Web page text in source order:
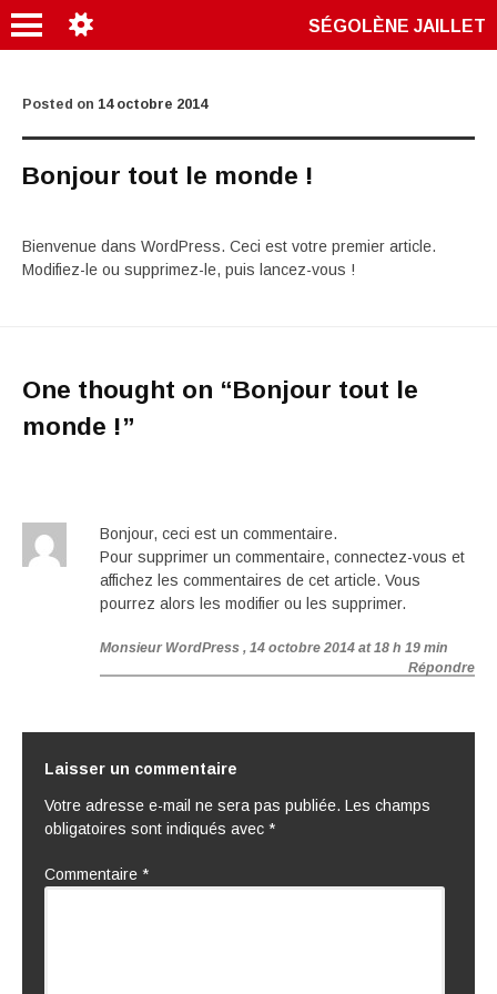
SÉGOLÈNE JAILLET
Posted on 14 octobre 2014
Bonjour tout le monde !
Bienvenue dans WordPress. Ceci est votre premier article.
Modifiez-le ou supprimez-le, puis lancez-vous !
One thought on “Bonjour tout le
monde !”
Bonjour, ceci est un commentaire.
Pour supprimer un commentaire, connectez-vous et
affichez les commentaires de cet article. Vous
pourrez alors les modifier ou les supprimer.
Monsieur WordPress , 14 octobre 2014 at 18 h 19 min
Répondre
Laisser un commentaire
Votre adresse e-mail ne sera pas publiée. Les champs
obligatoires sont indiqués avec *
Commentaire *